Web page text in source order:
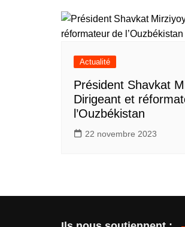
Actualité
Président Shavkat
Dirigeant et
l’Ouzbékistan
22 novembre 2023